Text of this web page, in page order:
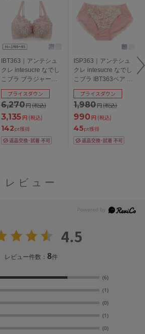
IBT363｜アンテシュ
クレ intesucre なでし
こブラ ブラジャー単
品 HIJカップ アンダー
65/70/75/80/85cm
6,270円(税込)
プライスダウン
3,135円 (税込)
142pt獲得
ISP363｜アンテシュ
クレ intesucre なでし
こブラ IBT363ペア ス
タンダードショーツ
M/L/LL
1,980円(税込)
プライスダウン
990円 (税込)
45pt獲得
レビュー
4.5
レビュー件数：8件
(6)
(1)
(0)
(1)
(0)